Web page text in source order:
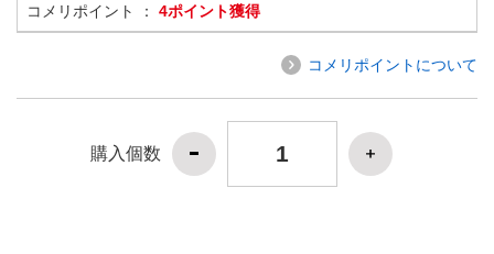
コメリポイント ： 4ポイント獲得
コメリポイントについて
購入個数